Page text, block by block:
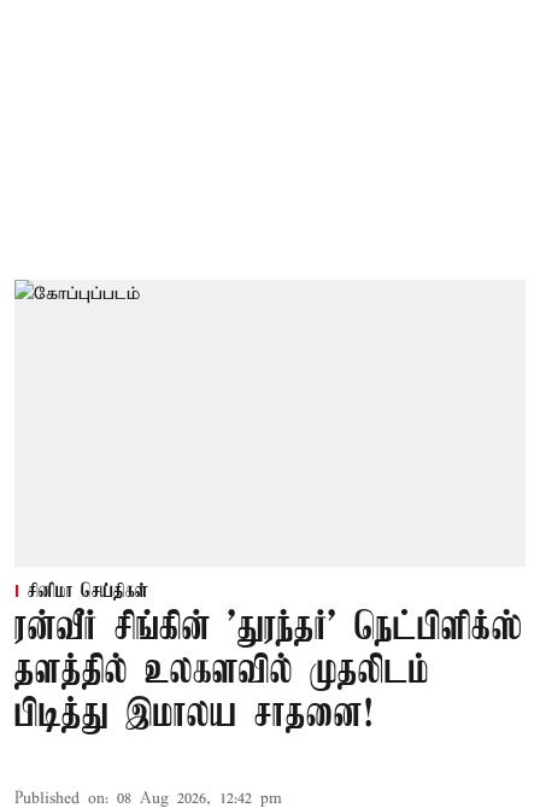
சினிமா செய்திகள்
ரன்வீர் சிங்கின் 'துரந்தர்' நெட்பிளிக்ஸ்
தளத்தில் உலகளவில் முதலிடம்
பிடித்து இமாலய சாதனை!
Published on: 08 Aug 2026, 12:42 pm